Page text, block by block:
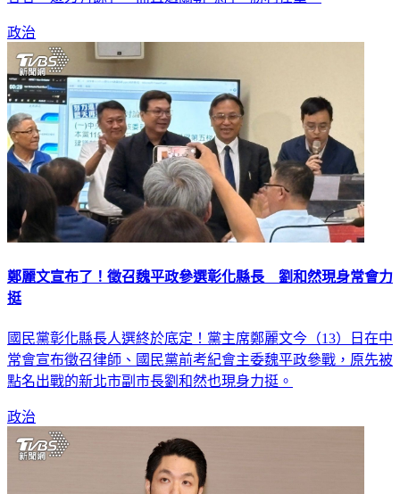
政治
鄭麗文宣布了！徵召魏平政參選彰化縣長 劉和然現身常會力
挺
國民黨彰化縣長人選終於底定！黨主席鄭麗文今（13）日在中
常會宣布徵召律師、國民黨前考紀會主委魏平政參戰，原先被
點名出戰的新北市副市長劉和然也現身力挺。
政治